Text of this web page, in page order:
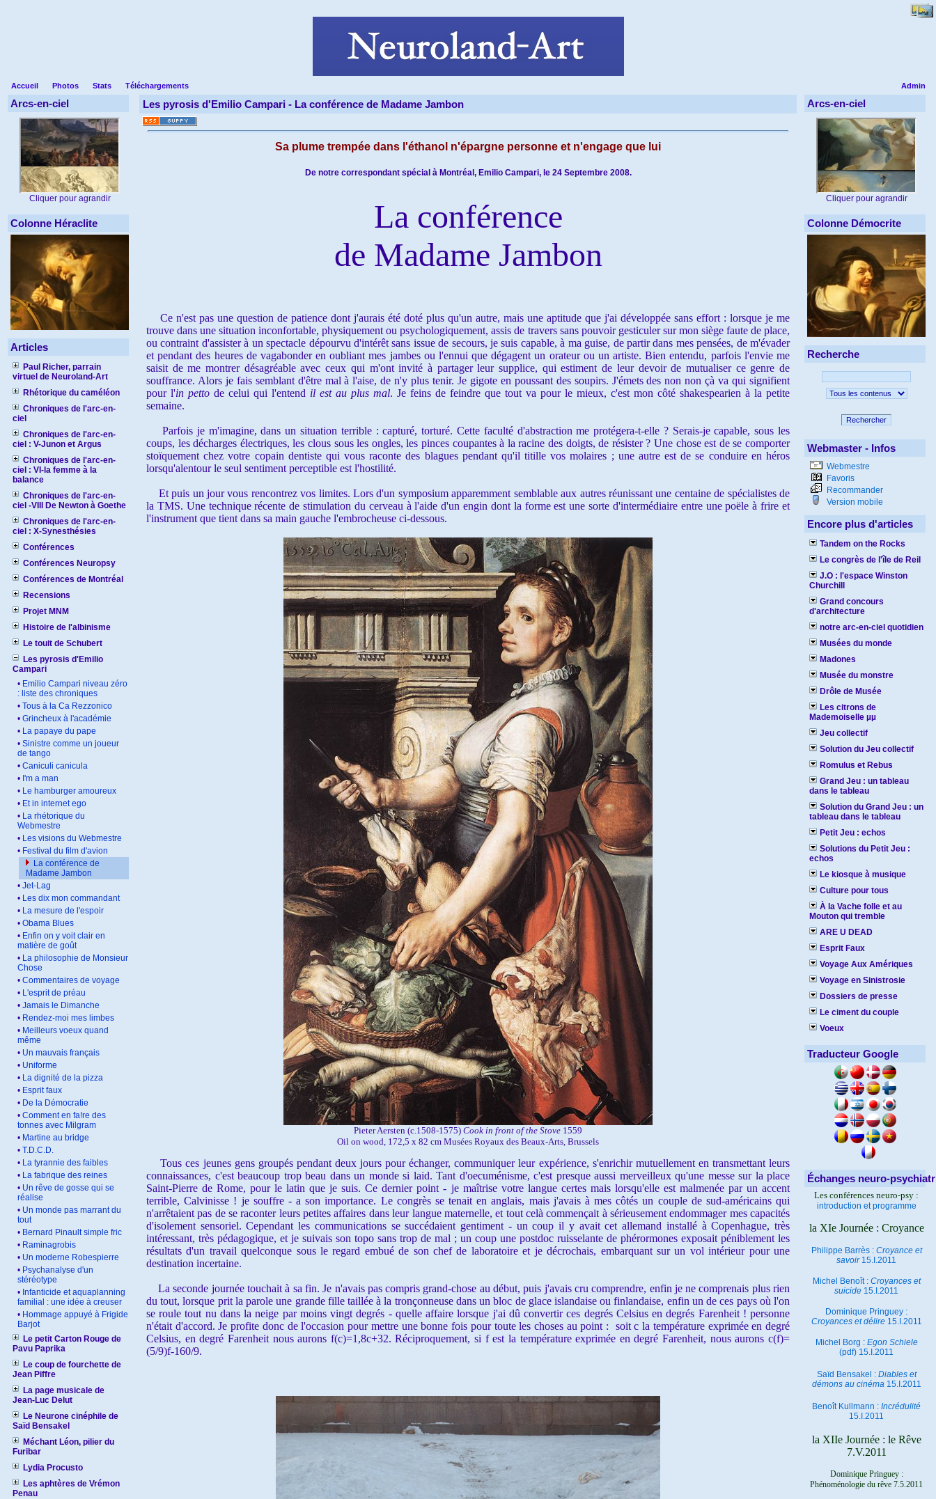
Admin
Accueil Photos Stats Téléchargements
Arcs-en-ciel
Cliquer pour agrandir
Colonne Héraclite
Articles
Paul Richer, parrain
virtuel de Neuroland-Art
Rhétorique du caméléon
Chroniques de l'arc-en-
ciel
Chroniques de l'arc-en-
ciel : V-Junon et Argus
Chroniques de l'arc-en-
ciel : VI-la femme à la
balance
Chroniques de l'arc-en-
ciel -VIII De Newton à Goethe
Chroniques de l'arc-en-
ciel : X-Synesthésies
Conférences
Conférences Neuropsy
Conférences de Montréal
Recensions
Projet MNM
Histoire de l'albinisme
Le touit de Schubert
Les pyrosis d'Emilio
Campari
• Emilio Campari niveau zéro
: liste des chroniques
• Tous à la Ca Rezzonico
• Grincheux à l'académie
• La papaye du pape
• Sinistre comme un joueur
de tango
• Caniculi canicula
• I'm a man
• Le hamburger amoureux
• Et in internet ego
• La rhétorique du
Webmestre
• Les visions du Webmestre
• Festival du film d'avion
La conférence de
Madame Jambon
• Jet-Lag
• Les dix mon commandant
• La mesure de l'espoir
• Obama Blues
• Enfin on y voit clair en
matière de goût
• La philosophie de Monsieur
Chose
• Commentaires de voyage
• L'esprit de préau
• Jamais le Dimanche
• Rendez-moi mes limbes
• Meilleurs voeux quand
même
• Un mauvais français
• Uniforme
• La dignité de la pizza
• Esprit faux
• De la Démocratie
• Comment en fa!re des
tonnes avec Milgram
• Martine au bridge
• T.D.C.D.
• La tyrannie des faibles
• La fabrique des reines
• Un rêve de gosse qui se
réalise
• Un monde pas marrant du
tout
• Bernard Pinault simple fric
• Raminagrobis
• Un moderne Robespierre
• Psychanalyse d'un
stéréotype
• Infanticide et aquaplanning
familial : une idée à creuser
• Hommage appuyé à Frigide
Barjot
Le petit Carton Rouge de
Pavu Paprika
Le coup de fourchette de
Jean Piffre
La page musicale de
Jean-Luc Delut
Le Neurone cinéphile de
Saïd Bensakel
Méchant Léon, pilier du
Furibar
Lydia Procusto
Les aphtères de Vrémon
Penau
Les pyrosis d'Emilio Campari - La conférence de Madame Jambon
Sa plume trempée dans l'éthanol n'épargne personne et n'engage que lui
De notre correspondant spécial à Montréal, Emilio Campari, le 24 Septembre 2008.
La conférence
de Madame Jambon
Ce n'est pas une question de patience dont j'aurais été doté plus qu'un autre, mais une aptitude que j'ai développée sans effort : lorsque je me
trouve dans une situation inconfortable, physiquement ou psychologiquement, assis de travers sans pouvoir gesticuler sur mon siège faute de place,
ou contraint d'assister à un spectacle dépourvu d'intérêt sans issue de secours, je suis capable, à ma guise, de partir dans mes pensées, de m'évader
et pendant des heures de vagabonder en oubliant mes jambes ou l'ennui que dégagent un orateur ou un artiste. Bien entendu, parfois l'envie me
saisit de me montrer désagréable avec ceux qui m'ont invité à partager leur supplice, qui estiment de leur devoir de mutualiser ce genre de
souffrance. Alors je fais semblant d'être mal à l'aise, de n'y plus tenir. Je gigote en poussant des soupirs. J'émets des non non çà va qui signifient
pour l'in petto de celui qui l'entend il est au plus mal. Je feins de feindre que tout va pour le mieux, c'est mon côté shakespearien à la petite
semaine.
Parfois je m'imagine, dans un situation terrible : capturé, torturé. Cette faculté d'abstraction me protégera-t-elle ? Serais-je capable, sous les
coups, les décharges électriques, les clous sous les ongles, les pinces coupantes à la racine des doigts, de résister ? Une chose est de se comporter
stoïquement chez votre copain dentiste qui vous raconte des blagues pendant qu'il titille vos molaires ; une autre est de se conduire en héros
lorsqu'alentour le seul sentiment perceptible est l'hostilité.
Et puis un jour vous rencontrez vos limites. Lors d'un symposium apparemment semblable aux autres réunissant une centaine de spécialistes de
la TMS. Une technique récente de stimulation du cerveau à l'aide d'un engin dont la forme est une sorte d'intermédiaire entre une poële à frire et
l'instrument que tient dans sa main gauche l'embrocheuse ci-dessous.
Pieter Aersten (c.1508-1575) Cook in front of the Stove 1559
Oil on wood, 172,5 x 82 cm Musées Royaux des Beaux-Arts, Brussels
Tous ces jeunes gens groupés pendant deux jours pour échanger, communiquer leur expérience, s'enrichir mutuellement en transmettant leurs
connaissances, c'est beaucoup trop beau dans un monde si laid. Tant d'oecuménisme, c'est presque aussi merveilleux qu'une messe sur la place
Saint-Pierre de Rome, pour le latin que je suis. Ce dernier point - je maîtrise votre langue certes mais lorsqu'elle est malmenée par un accent
terrible, Calvinisse ! je souffre - a son importance. Le congrès se tenait en anglais, mais j'avais à mes côtés un couple de sud-américains qui
n'arrêtaient pas de se raconter leurs petites affaires dans leur langue maternelle, et tout celà commençait à sérieusement endommager mes capacités
d'isolement sensoriel. Cependant les communications se succédaient gentiment - un coup il y avait cet allemand installé à Copenhague, très
intéressant, très pédagogique, et je suivais son topo sans trop de mal ; un coup une postdoc ruisselante de phérormones exposait péniblement les
résultats d'un travail quelconque sous le regard embué de son chef de laboratoire et je décrochais, embarquant sur un vol intérieur pour une
destination incertaine.
La seconde journée touchait à sa fin. Je n'avais pas compris grand-chose au début, puis j'avais cru comprendre, enfin je ne comprenais plus rien
du tout, lorsque prit la parole une grande fille taillée à la tronçonneuse dans un bloc de glace islandaise ou finlandaise, enfin un de ces pays où l'on
se roule tout nu dans la neige par moins vingt degrés - quelle affaire lorsque j'ai dû convertir ces degrés Celsius en degrés Farenheit ! personne
n'était d'accord. Je profite donc de l'occasion pour mettre une bonne fois pour toute les choses au point : soit c la température exprimée en degré
Celsius, en degré Farenheit nous aurons f(c)=1,8c+32. Réciproquement, si f est la température exprimée en degré Farenheit, nous aurons c(f)=
(5/9)f-160/9.
Arcs-en-ciel
Cliquer pour agrandir
Colonne Démocrite
Recherche
Rechercher
Webmaster - Infos
Webmestre
Favoris
Recommander
Version mobile
Encore plus d'articles
Tandem on the Rocks
Le congrès de l'île de Reil
J.O : l'espace Winston
Churchill
Grand concours
d'architecture
notre arc-en-ciel quotidien
Musées du monde
Madones
Musée du monstre
Drôle de Musée
Les citrons de
Mademoiselle µµ
Jeu collectif
Solution du Jeu collectif
Romulus et Rebus
Grand Jeu : un tableau
dans le tableau
Solution du Grand Jeu : un
tableau dans le tableau
Petit Jeu : echos
Solutions du Petit Jeu :
echos
Le kiosque à musique
Culture pour tous
À la Vache folle et au
Mouton qui tremble
ARE U DEAD
Esprit Faux
Voyage Aux Amériques
Voyage en Sinistrosie
Dossiers de presse
Le ciment du couple
Voeux
Traducteur Google
Échanges neuro-
Les conférences neuro-psy :
introduction et programme
la XIe Journée : Croyance
Philippe Barrès : Croyance et
savoir15.I.2011
Michel Benoît : Croyances et
suicide 15.I.2011
Dominique Pringuey :
Croyances et délire15.I.2011
Michel Borg : Egon Schiele
(pdf) 15.I.2011
Saïd Bensakel : Diables et
démons au cinéma 15.I.2011
Benoît Kullmann : Incrédulité
15.I.2011
la XIIe Journée : le Rêve
7.V.2011
Dominique Pringuey :
Phénoménologie du rêve 7.5.2011